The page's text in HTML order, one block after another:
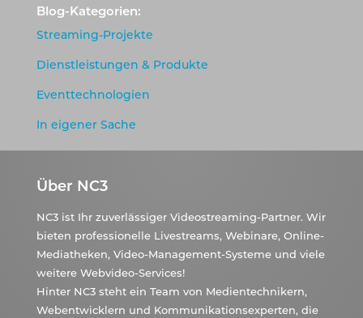
Blog-Kategorien:
Streaming-Projekte
Dienstleistungen & Produkte
Eventtechnologien
In eigener Sache
Über NC3
NC3 ist Ihr zuverlässiger Videostreaming-Partner. Wir
bieten professionelle Livestreams, Webinare, Online-
Mediatheken, Video-Management-Systeme und viele
weitere Webvideo-Services!
Hinter NC3 steht ein Team von Medientechnikern,
Webentwicklern und Kommunikationsexperten, die